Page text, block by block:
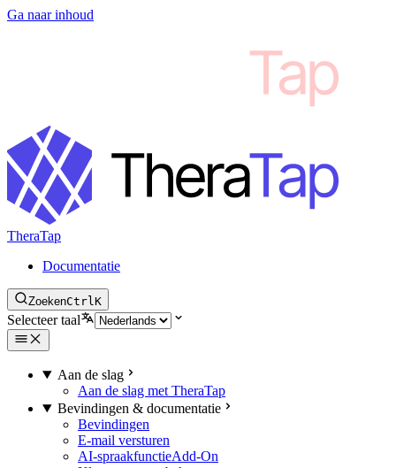
Ga naar inhoud
TheraTap
Documentatie
ZoekenCtrlK
Selecteer taal
Aan de slag
Aan de slag met TheraTap
Bevindingen & documentatie
Bevindingen
E-mail versturen
AI-spraakfunctieAdd-On